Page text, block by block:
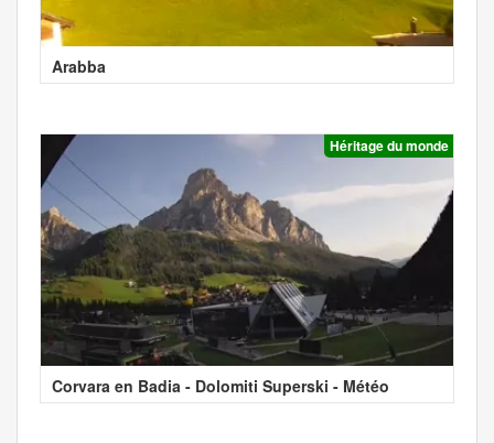
Arabba
Héritage du monde
Corvara en Badia - Dolomiti Superski - Météo